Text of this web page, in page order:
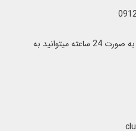
در صورت ایراد یا اشغال خطوط به صورت 24 ساعته میتوانید به